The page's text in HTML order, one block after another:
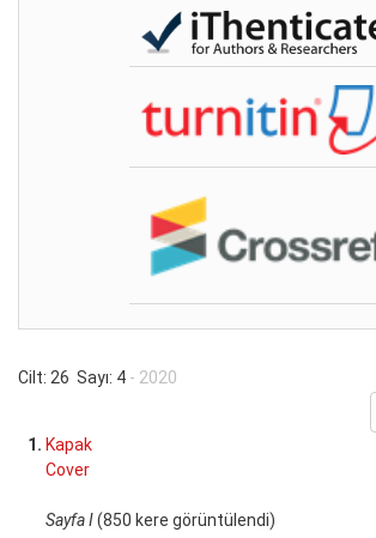
Cilt: 26 Sayı: 4 - 2020
1. Kapak
Cover
Sayfa I(850 kere görüntülendi)